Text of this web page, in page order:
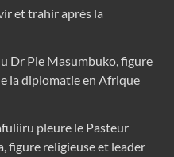
et trahir après la
Dr Pie Masumbuko, figure
la diplomatie en Afrique
pleure le Pasteur
figure religieuse et leader